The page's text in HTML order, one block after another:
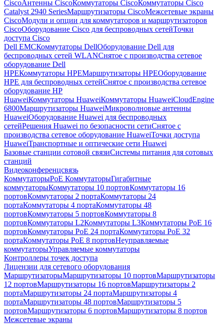
CiscoАнтенны CiscoКоммутаторы CiscoКоммутаторы Cisco
Catalyst 2940 SeriesМаршрутизаторы CiscoМежсетевые экраны
CiscoМодули и опции для коммутаторов и маршрутизаторов
CiscoОборудование Cisco для беспроводных сетейТочки
доступа Cisco
Dell EMCКоммутаторы DellОборудование Dell для
беспроводных сетей WLANСнятое с производства сетевое
оборудование Dell
HPEКоммутаторы HPEМаршрутизаторы HPEОборудование
HPE для беспроводных сетейСнятое с производства сетевое
оборудование HP
HuaweiКоммутаторы HuaweiКоммутаторы HuaweiCloudEngine
6800Маршрутизаторы HuaweiМикроволновые антенны
HuaweiОборудование Huawei для беспроводных
сетейРешения Huawei по безопасности сетиСнятое с
производства сетевое оборудование HuaweiТочки доступа
HuaweiТранспортные и оптические сети Huawei
Базовые станции сотовой связиСистемы питания для сотовых
станций
Видеоконференцсвязь
КоммутаторыPoE КоммутаторыГигабитные
коммутаторыКоммутаторы 10 портовКоммутаторы 16
портовКоммутаторы 2 портаКоммутаторы 24
портаКоммутаторы 4 портаКоммутаторы 48
портовКоммутаторы 5 портовКоммутаторы 8
портовКоммутаторы L2Коммутаторы L3Коммутаторы PoE 16
портовКоммутаторы PoE 24 портаКоммутаторы PoE 32
портаКоммутаторы PoE 8 портовНеуправляемые
коммутаторыУправляемые коммутаторы
Контроллеры точек доступа
Лицензии для сетевого оборудования
МаршрутизаторыМаршрутизаторы 10 портовМаршрутизаторы
12 портовМаршрутизаторы 16 портовМаршрутизаторы 2
портаМаршрутизаторы 24 портаМаршрутизаторы 4
портаМаршрутизаторы 48 портовМаршрутизаторы 5
портовМаршрутизаторы 6 портовМаршрутизаторы 8 портов
Межсетевые экраны